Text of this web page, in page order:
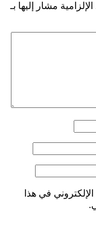
مشار إليها بـ
في هذا